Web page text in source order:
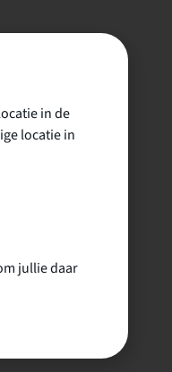
in de
locatie in
jullie daar